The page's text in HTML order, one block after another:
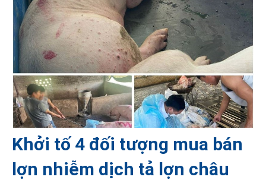
Khởi tố 4 đối tượng mua bán
lợn nhiễm dịch tả lợn châu